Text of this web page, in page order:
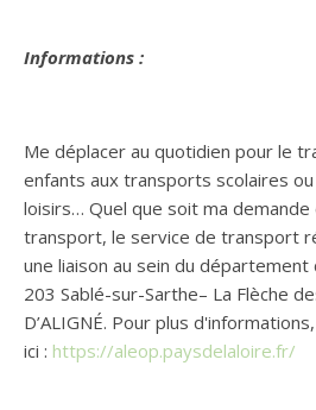
Informations :
Me déplacer au quotidien pour le
enfants aux transports scolaires
loisirs… Quel que soit ma
transport, le service de transport
une liaison au sein du département
203 Sablé-sur-Sarthe– La Flèche
D’ALIGNÉ. Pour plus
ici : https://aleop.paysdelaloire.fr/